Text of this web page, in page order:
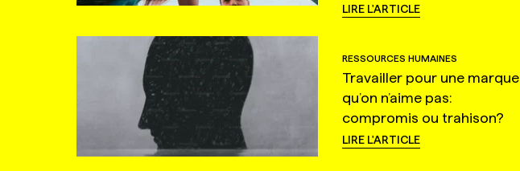
LIRE L'ARTICLE
RESSOURCES HUMAINES
Travailler pour une marque
qu’on n’aime pas:
compromis ou trahison?
LIRE L'ARTICLE